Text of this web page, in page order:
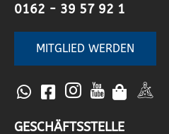
0162 - 39 57 92 1
MITGLIED WERDEN
GESCHÄFTSSTELLE